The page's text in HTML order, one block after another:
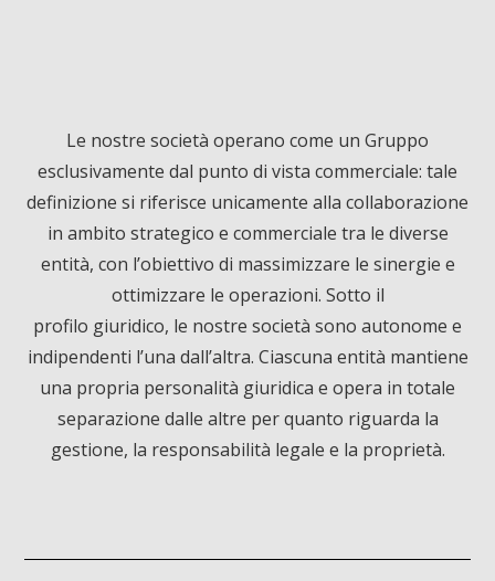
e
b
o
o
k
e
d
I
n
T
u
b
e
Le nostre società operano come un Gruppo
esclusivamente dal punto di vista commerciale: tale
definizione si riferisce unicamente alla collaborazione
in ambito strategico e commerciale tra le diverse
entità, con l’obiettivo di massimizzare le sinergie e
ottimizzare le operazioni. Sotto il
profilo giuridico, le nostre società sono autonome e
indipendenti l’una dall’altra. Ciascuna entità mantiene
una propria personalità giuridica e opera in totale
separazione dalle altre per quanto riguarda la
gestione, la responsabilità legale e la proprietà.